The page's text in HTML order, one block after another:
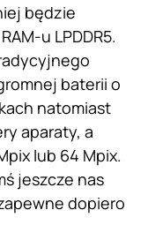
będzie
u LPDDR5.
baterii o
natomiast
aparaty, a
lub 64 Mpix.
jeszcze nas
dopiero